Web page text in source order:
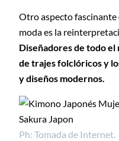
Otro aspecto fascinante
moda es la
Diseñadores de todo
de trajes folclóricos y
y diseños modernos.
Ph: Tomada de Internet.